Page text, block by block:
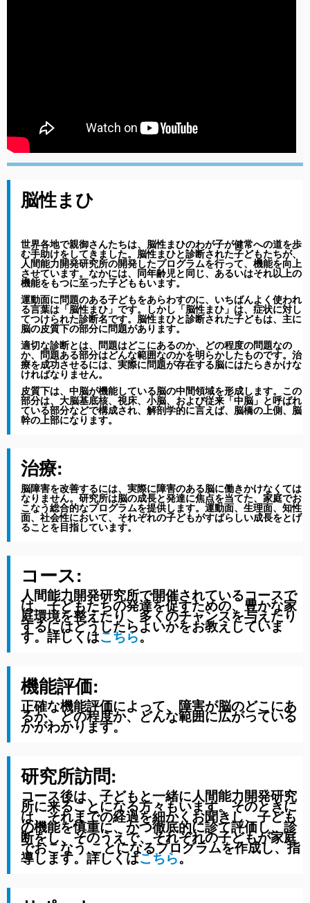
脳性まひ
世界各地で親御さんたちは、脳性まひのわが子が健常への道を歩
む手助けをしてきました。脳性まひと診断された子どもたちが、
人間能力開発研究所の開発したプログラムを行って、機能を向上
させています。なかには、同年齢児と同じ、あるいはそれ以上の
機能をもつに至った子どももいます。
運動面に問題のある子どもをあらわすのに、いちばんよく使われ
る言葉は「脳性まひ」です。しかし「脳性まひ」は、症状に対し
てつけられた診断名です。脳性まひと診断された子どもは、主に
脳の皮質下の部分に問題があります。
適切な診断とは、問題はどこにあるのか、どの程度の問題なの
か、問題ある部分はどんな範囲なのかを明らかしたものです。治
療を成功させるには、実際に問題が存在する脳にはたらきかけな
ければなりません。
皮質下は、中脳が機能している脳の中間領域を形成します。この
部分は、大脳基底核、視床、小脳、および従来「中脳」と呼ばれ
ている部分などで構成され、解剖学的に言えば、脳橋の上側、脳
幹の上部になります。
治療:
脳障害を改善するには、実際に障害のある脳に働きかけなくては
なりません。研究所は脳の成長と発達に焦点を当てた、家庭でお
こなう総合的なプログラムを提供します。運動面、生理面、知性
面、社会性において、それぞれの子どもがすばらしい成長をとげ
ることを目指しています。
コース:
人間能力開発研究所で開催されているコースで
は、子どもたちの発達を促すための、豊かな家
庭環境を整えたり、多くのチャンスを与えたり
するにはどうしたらよいかをお教えしていま
す。詳しくはこちら。
機能評価:
正確な機能評価によって、障害が脳のどこにあ
るか、どの程度か、どんな範囲に広がっている
かがわかります。
研究所訪問:
コース後は、子どもと一緒に人間能力開発研究
所に来ることになる方々もいます。そのときに
は、それまでの経過を細かくお聞きし、子ども
の機能を慎重に、かつ徹底的に診て評価し、診
断をし、そのうえで、それぞれの子どもが家庭
でおこなう ことになるプログラムを作成し、指
導します。詳しくはこちら。